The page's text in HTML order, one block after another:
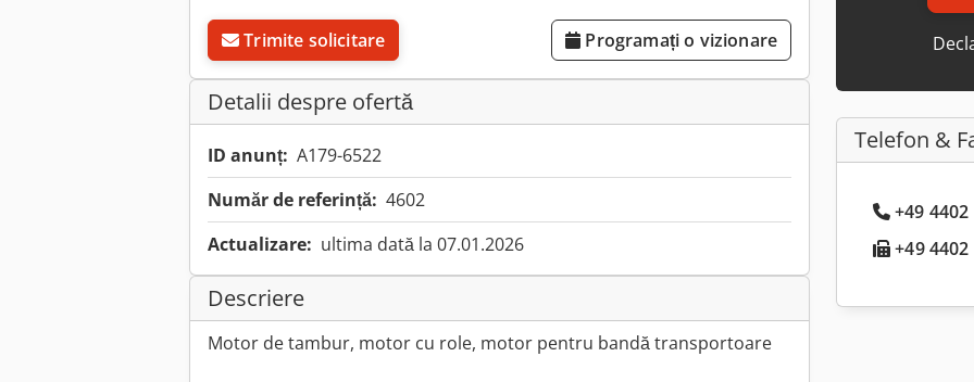
Trimite solicitare Programați o vizionare
Detalii despre ofertă
ID anunț: A179-6522
Număr de referință: 4602
Actualizare: ultima dată la 07.01.2026
Descriere
Motor de tambur, motor cu role, motor pentru bandă transportoare
Telefon &
+49
+49